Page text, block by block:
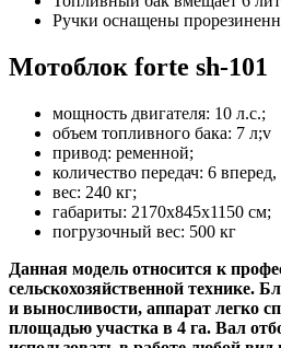
Ручки оснащены
Мотоблок forte sh-101
мощность двигателя: 10 л.с.;
объем топливного бака: 7 л;v
привод: ременной;
количество передач: 6 вперед,
вес: 240 кг;
габариты: 2170х845х1150 см;
погрузочный вес: 500 кг
Данная модель относится к
сельскохозяйственной технике.
и выносливости, аппарат легко
площадью участка в 4 га. Вал